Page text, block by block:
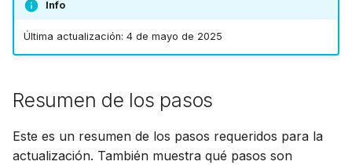
Dansk
Suomi
n
b
ú
s
la base de datos del árbol
Actualiza Gramps
de sincronización
actualizado
administración
Sincronizar con Gramps
Editar en el árbol
Avanzado
Info
Última actualización: 4 de mayo de 2025
Resumen de los pasos
Este es un resumen de los pasos requeridos para la
actualización. También muestra qué pasos son